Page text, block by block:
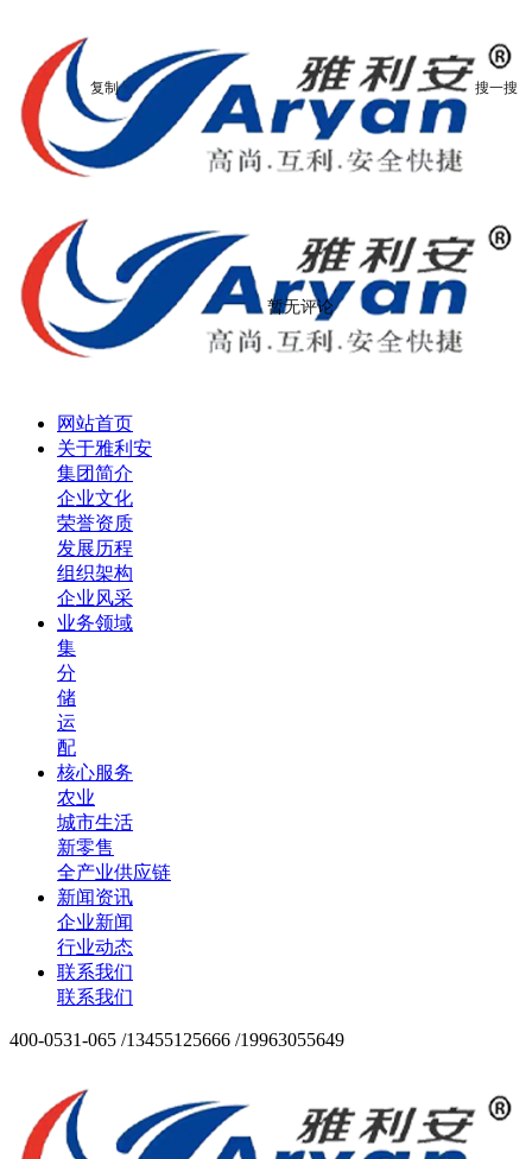
网站首页
关于雅利安
集团简介
企业文化
荣誉资质
发展历程
组织架构
企业风采
业务领域
集
分
储
运
配
核心服务
农业
城市生活
新零售
全产业供应链
新闻资讯
企业新闻
行业动态
联系我们
联系我们
400-0531-065 /13455125666 /19963055649
复制 搜一搜
暂无评论